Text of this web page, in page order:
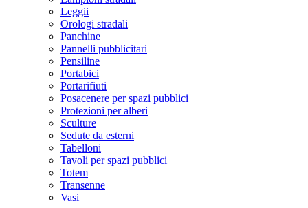
Leggii
Orologi stradali
Panchine
Pannelli pubblicitari
Pensiline
Portabici
Portarifiuti
Posacenere per spazi pubblici
Protezioni per alberi
Sculture
Sedute da esterni
Tabelloni
Tavoli per spazi pubblici
Totem
Transenne
Vasi